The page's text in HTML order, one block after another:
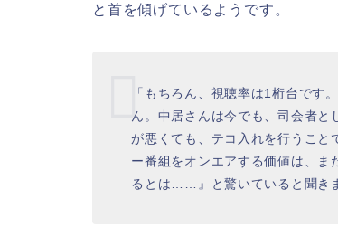
と首を傾げているようです。
「もちろん、視聴率は1桁台です
ん。中居さんは今でも、司会者
が悪くても、テコ入れを行うこと
ー番組をオンエアする価値は、ま
るとは……』と驚いていると聞き